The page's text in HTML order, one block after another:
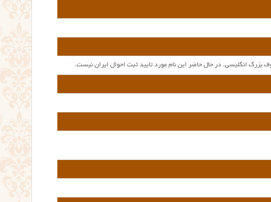
بزرگ انگلیسی. در حال حاضر این نام مورد تایید ثبت احوال ایران نیست.